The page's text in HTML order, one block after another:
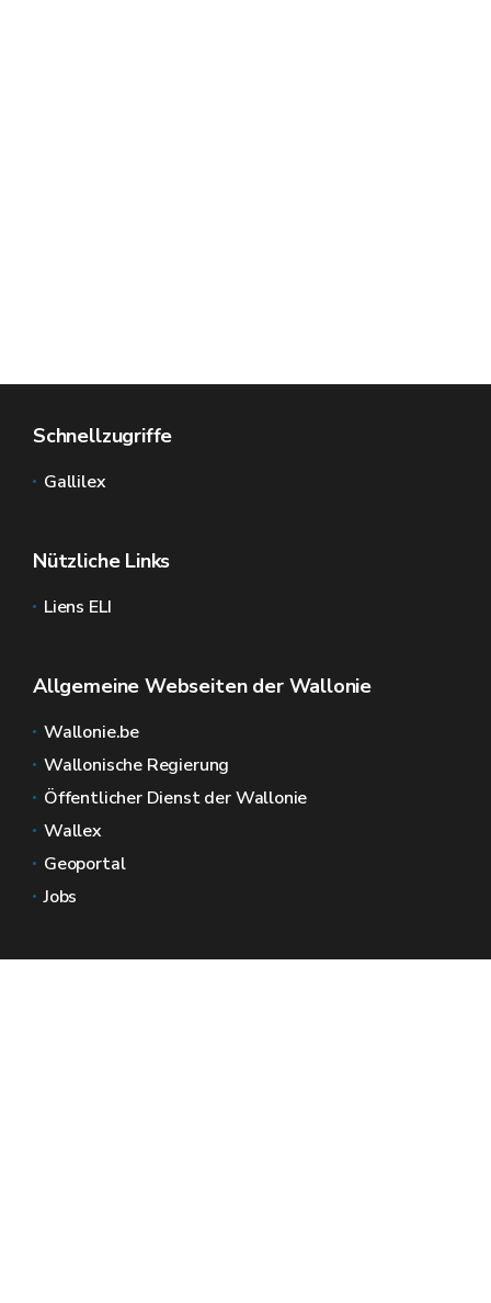
Schnellzugriffe
Gallilex
Nützliche Links
Liens ELI
Allgemeine Webseiten der Wallonie
Wallonie.be
Wallonische Regierung
Öffentlicher Dienst der Wallonie
Wallex
Geoportal
Jobs